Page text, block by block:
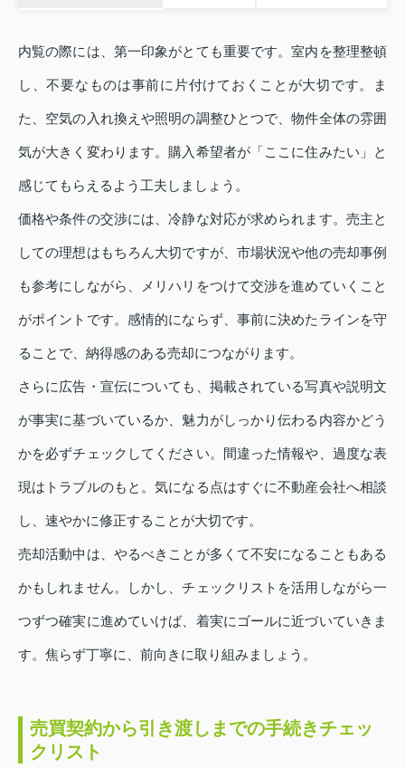
内覧の際には、第一印象がとても重要です。室内を整理整頓
し、不要なものは事前に片付けておくことが大切です。ま
た、空気の入れ換えや照明の調整ひとつで、物件全体の雰囲
気が大きく変わります。購入希望者が「ここに住みたい」と
感じてもらえるよう工夫しましょう。
価格や条件の交渉には、冷静な対応が求められます。売主と
しての理想はもちろん大切ですが、市場状況や他の売却事例
も参考にしながら、メリハリをつけて交渉を進めていくこと
がポイントです。感情的にならず、事前に決めたラインを守
ることで、納得感のある売却につながります。
さらに広告・宣伝についても、掲載されている写真や説明文
が事実に基づいているか、魅力がしっかり伝わる内容かどう
かを必ずチェックしてください。間違った情報や、過度な表
現はトラブルのもと。気になる点はすぐに不動産会社へ相談
し、速やかに修正することが大切です。
売却活動中は、やるべきことが多くて不安になることもある
かもしれません。しかし、チェックリストを活用しながら一
つずつ確実に進めていけば、着実にゴールに近づいていきま
す。焦らず丁寧に、前向きに取り組みましょう。
売買契約から引き渡しまでの手続きチェッ
クリスト